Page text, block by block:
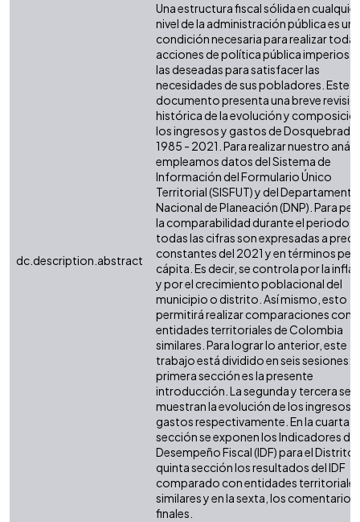
dc.description.abstract
Una estructura fiscal sólida en cualquier
nivel de la administración pública es una
condición necesaria para realizar
acciones de política pública
las deseadas para satisfacer las
necesidades de sus pobladores. Este
documento presenta una breve
histórica de la evolución y
los ingresos y gastos de
1985 - 2021. Para realizar nuestro
empleamos datos del Sistema de
Información del Formulario Único
Territorial (SISFUT) y del Departamento
Nacional de Planeación (DNP). Para
la comparabilidad durante el periodo,
todas las cifras son expresadas a
constantes del 2021 y en términos per
cápita. Es decir, se controla por la
y por el crecimiento poblacional del
municipio o distrito. Así mismo, esto
permitirá realizar comparaciones con
entidades territoriales de Colombia
similares. Para lograr lo anterior, este
trabajo está dividido en seis sesiones:
primera sección es la presente
introducción. La segunda y tercera
muestran la evolución de los ingresos
gastos respectivamente. En la cuarta
sección se exponen los Indicadores de
Desempeño Fiscal (IDF) para el Distrito.
quinta sección los resultados del IDF
comparado con entidades territoriales
similares y en la sexta, los comentarios
finales.